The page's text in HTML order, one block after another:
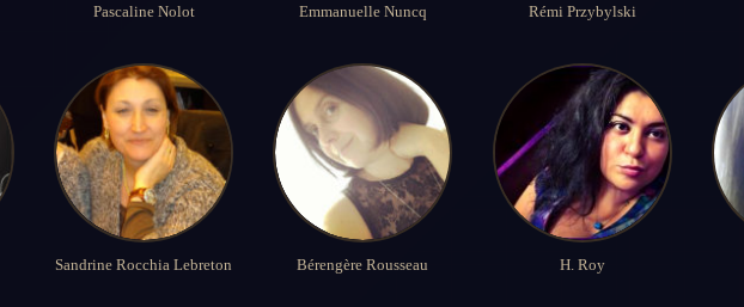
Pascaline Nolot Emmanuelle Nuncq Rémi Przybylski
Sandrine Rocchia Lebreton Bérengère Rousseau H. Roy